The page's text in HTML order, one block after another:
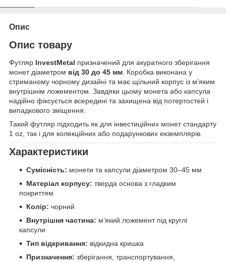
Опис
Опис товару
Футляр InvestMetal призначений для акуратного зберігання
монет діаметром від 30 до 45 мм. Коробка виконана у
стриманому чорному дизайні та має щільний корпус із м’яким
внутрішнім ложементом. Завдяки цьому монета або капсула
надійно фіксується всередині та захищена від потертостей і
випадкового зміщення.
Такий футляр підходить як для інвестиційних монет стандарту
1 oz, так і для колекційних або подарункових екземплярів.
Характеристики
Сумісність: монети та капсули діаметром 30–45 мм
Матеріал корпусу: тверда основа з гладким
покриттям
Колір: чорний
Внутрішня частина: м’який ложемент під круглі
капсули
Тип відкривання: відкидна кришка
Призначення: зберігання, транспортування,